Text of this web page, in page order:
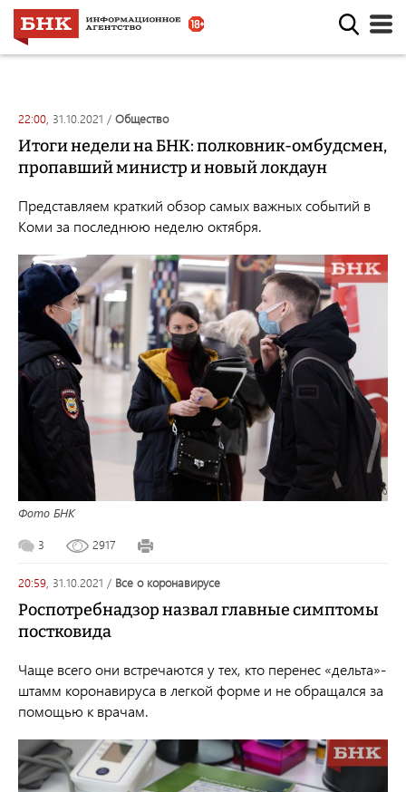
22:00, 31.10.2021 / общество
Итоги недели на БНК: полковник-омбудсмен,
пропавший министр и новый локдаун
Представляем краткий обзор самых важных событий в
Коми за последнюю неделю октября.
Фото БНК
3 2917
20:59, 31.10.2021 / все о коронавирусе
Роспотребнадзор назвал главные симптомы
постковида
Чаще всего они встречаются у тех, кто перенес «дельта»-
штамм коронавируса в легкой форме и не обращался за
помощью к врачам.